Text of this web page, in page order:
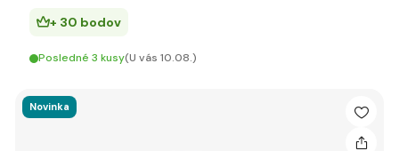
+ 30 bodov
Posledné 3 kusy(U vás 10.08.)
Novinka